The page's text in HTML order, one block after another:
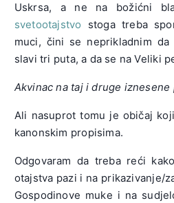
Uskrsa, a ne na božićni
svetootajstvo stoga treba
muci, čini se neprikladnim
slavi tri puta, a da se na Veliki
Akvinac na taj i druge
Ali nasuprot tomu je običaj
kanonskim propisima.
Odgovaram da treba reći
otajstva pazi i na prikazivanje/
Gospodinove muke i na